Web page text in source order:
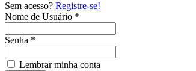
Sem acesso? Registre-se!
Nome de Usuário *
Senha *
Lembrar minha conta